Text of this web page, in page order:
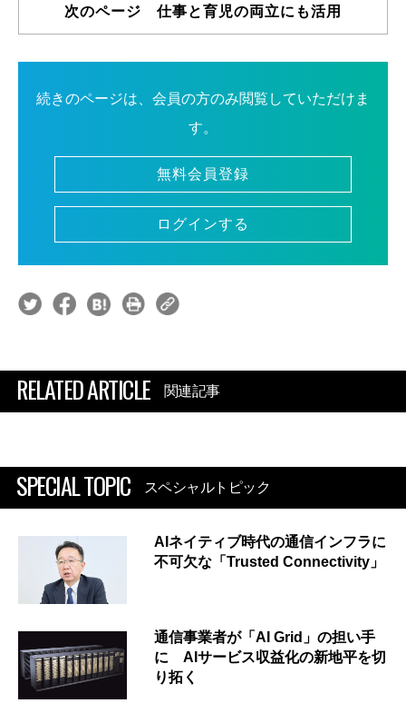
次のページ 仕事と育児の両立にも活用
続きのページは、会員の方のみ閲覧していただけま
す。
無料会員登録
ログインする
RELATED ARTICLE 関連記事
SPECIAL TOPIC スペシャルトピック
AIネイティブ時代の通信インフラに
不可欠な「Trusted Connectivity」
通信事業者が「AI Grid」の担い手
に AIサービス収益化の新地平を切
り拓く